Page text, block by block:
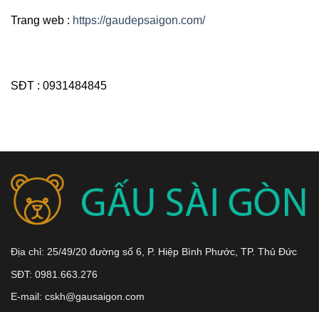
Trang web : https://gaudepsaigon.com/
SĐT : 0931484845
Địa chỉ: 25/49/20 đường số 6, P. Hiệp Bình Phước, TP. Thủ Đức
SĐT: 0981.663.276
E-mail: cskh@gausaigon.com